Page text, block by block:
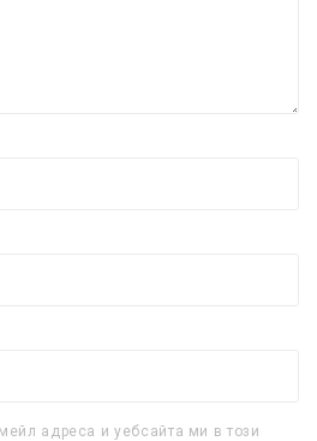
адреса и уебсайта ми в този